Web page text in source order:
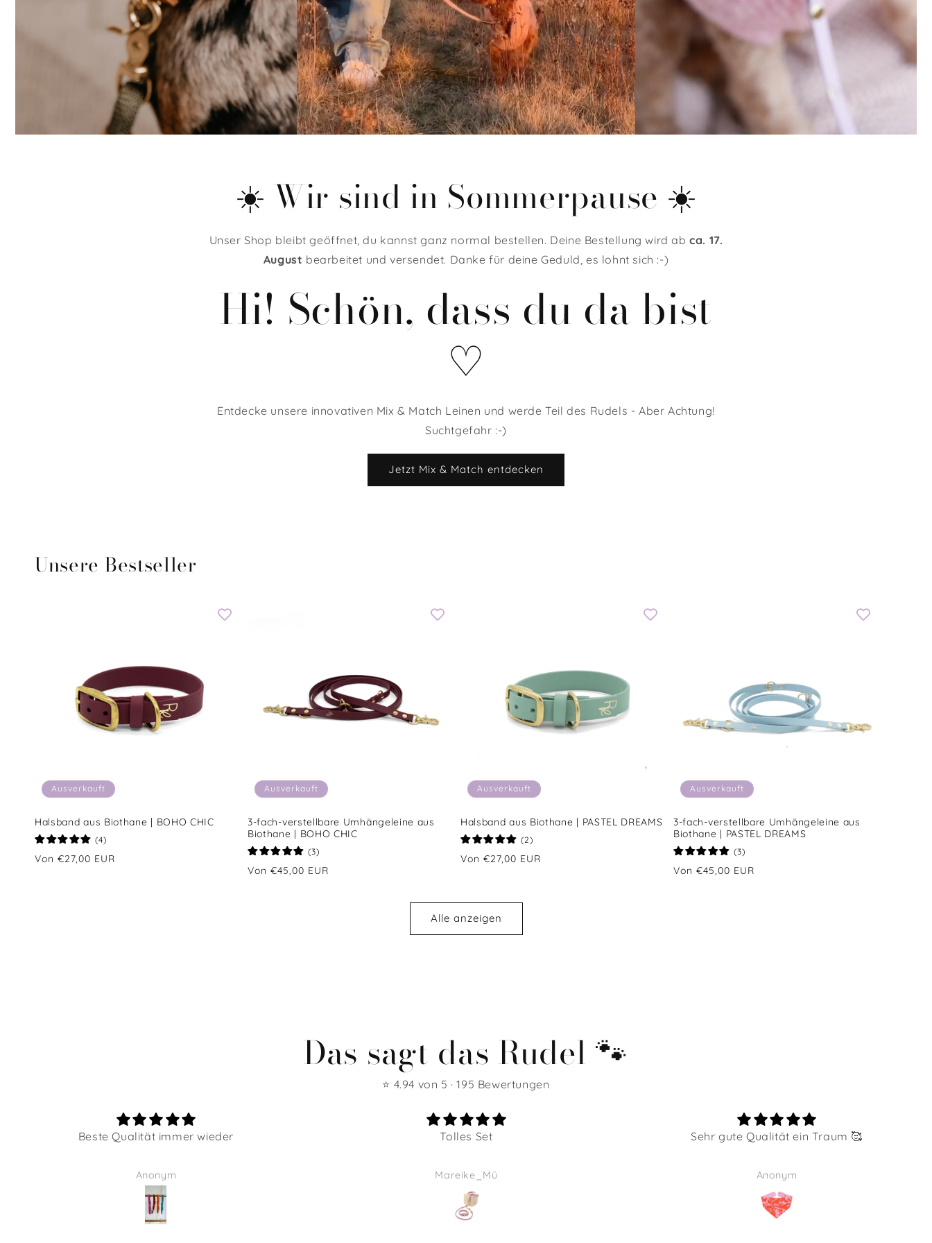
☀️ Wir sind in Sommerpause ☀️
Unser Shop bleibt geöffnet, du kannst ganz normal bestellen. Deine Bestellung wird abca. 17.
August bearbeitet und versendet. Danke für deine Geduld, es lohnt sich :-)
Hi! Schön, dass du da bist
♡
Entdecke unsere innovativen Mix & Match Leinen und werde Teil des Rudels - Aber Achtung!
Suchtgefahr :-)
Jetzt Mix & Match entdecken
Unsere Bestseller
Ausverkauft
Halsband aus Biothane | BOHO CHIC
(4)4
insgesamt
Normaler
Von €27,00 EUR
Ausverkauft
3-fach-verstellbare Umhängeleine aus
Biothane | BOHO CHIC
(3)3
insgesamt
Normaler
Von €45,00 EUR
Ausverkauft
Halsband aus Biothane | PASTEL DREAMS
(2)2
insgesamt
Normaler
Von €27,00 EUR
Ausverkauft
3-fach-verstellbare Umhängeleine aus
Biothane | PASTEL DREAMS
(3)3
insgesamt
Normaler
Von €45,00 EUR
Alle anzeigen
Das sagt das Rudel 🐾
⭐ 4.94 von 5 · 195 Bewertungen
Beste Qualität immer wieder
Anonym
Tolles Set
Mareike_Mü
Sehr gute Qualität ein Traum 🥰
Anonym